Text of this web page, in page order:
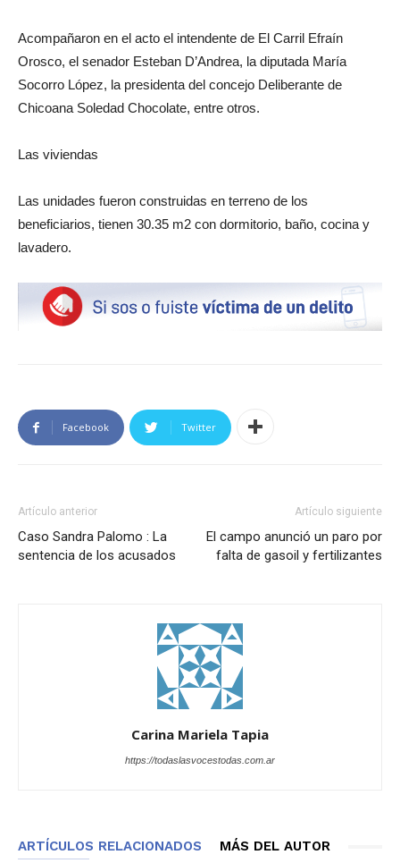
Acompañaron en el acto el intendente de El Carril Efraín
Orosco, el senador Esteban D’Andrea, la diputada María
Socorro López, la presidenta del concejo Deliberante de
Chicoana Soledad Chocolate, entre otros.
Las viviendas
Las unidades fueron construidas en terreno de los
beneficiarios, tienen 30.35 m2 con dormitorio, baño, cocina y
lavadero.
Facebook Twitter
Artículo anterior
Caso Sandra Palomo : La
sentencia de los acusados
Artículo siguiente
El campo anunció un paro por
falta de gasoil y fertilizantes
Carina Mariela Tapia
https://todaslasvocestodas.com.ar
ARTÍCULOS RELACIONADOS MÁS DEL AUTOR